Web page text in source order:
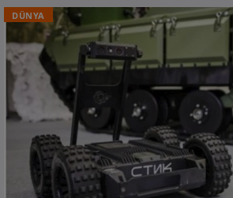
DÜNYA